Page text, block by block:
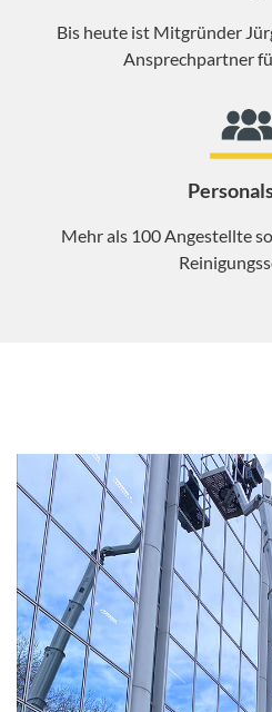
Bis heute ist Mitgründer
Ansprechpartner
Mehr als 100 Angestellte